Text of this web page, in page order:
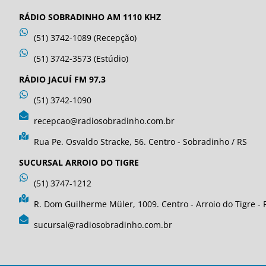
RÁDIO SOBRADINHO AM 1110 KHZ
(51) 3742-1089 (Recepção)
(51) 3742-3573 (Estúdio)
RÁDIO JACUÍ FM 97,3
(51) 3742-1090
recepcao@radiosobradinho.com.br
Rua Pe. Osvaldo Stracke, 56. Centro - Sobradinho / RS
SUCURSAL ARROIO DO TIGRE
(51) 3747-1212
R. Dom Guilherme Müler, 1009. Centro - Arroio do Tigre -
sucursal@radiosobradinho.com.br